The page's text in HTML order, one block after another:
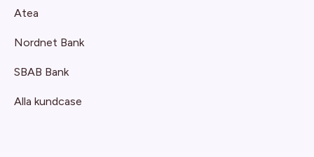
Atea
Nordnet Bank
SBAB Bank
Alla kundcase